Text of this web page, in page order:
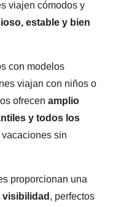
viajen cómodos y
estable y bien
con modelos
viajan con niños o
ofrecen amplio
y todos los
sin
proporcionan una
, perfectos